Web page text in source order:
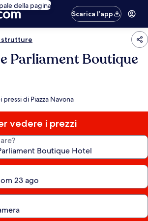
della pagina
Scarica l’app
strutture
Parliament Boutique
di Piazza Navona
vedere i prezzi